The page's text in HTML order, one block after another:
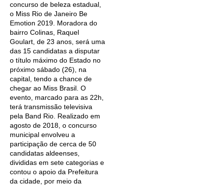
concurso de beleza estadual,
o Miss Rio de Janeiro Be
Emotion 2019. Moradora do
bairro Colinas, Raquel
Goulart, de 23 anos, será uma
das 15 candidatas a disputar
o título máximo do Estado no
próximo sábado (26), na
capital, tendo a chance de
chegar ao Miss Brasil. O
evento, marcado para as 22h,
terá transmissão televisiva
pela Band Rio. Realizado em
agosto de 2018, o concurso
municipal envolveu a
participação de cerca de 50
candidatas aldeenses,
divididas em sete categorias e
contou o apoio da Prefeitura
da cidade, por meio da